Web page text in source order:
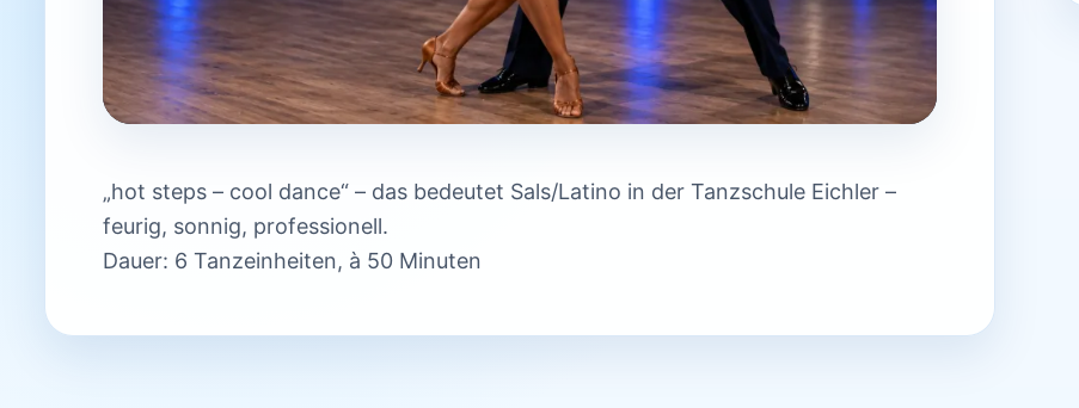
„hot steps – cool dance“ – das bedeutet Sals/Latino in der Tanzschule Eichler –
feurig, sonnig, professionell.
Dauer: 6 Tanzeinheiten, à 50 Minuten